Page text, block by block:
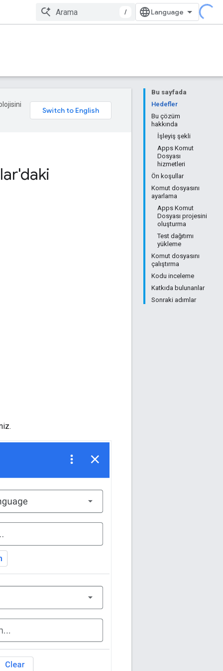
/
Bu sayfada
Hedefler
Bu çözüm
hakkında
İşleyiş şekli
Apps Komut
Dosyası
hizmetleri
Ön koşullar
Komut dosyasını
ayarlama
Apps Komut
Dosyası projesini
oluşturma
Test dağıtımı
yükleme
Komut dosyasını
çalıştırma
Kodu inceleme
Katkıda bulunanlar
Sonraki adımlar